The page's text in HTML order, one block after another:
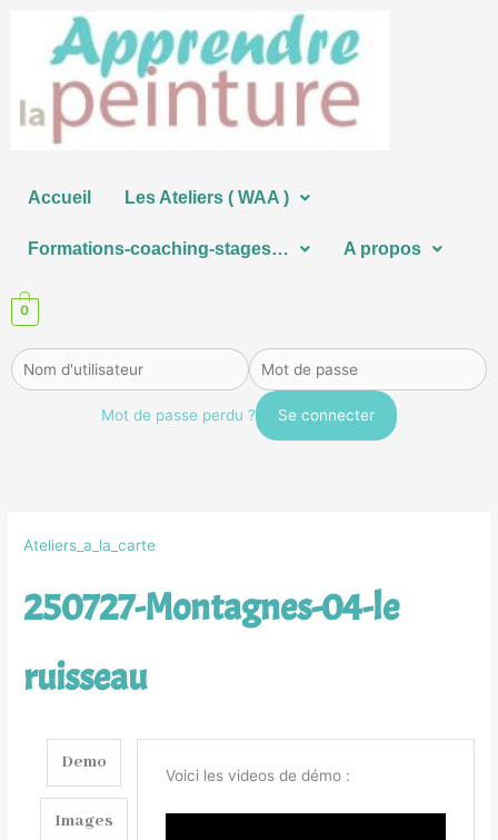
contenu
Accueil Les Ateliers ( WAA )
Formations-coaching-stages… A propos
0
Mot de passe perdu ?
Ateliers_a_la_carte
250727-Montagnes-04-le
ruisseau
Demo
Images
Voici les videos de démo :